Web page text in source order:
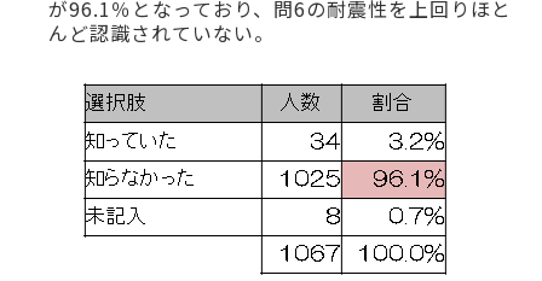
が96.1％となっており、問6の耐震性を上回りほと
んど認識されていない。